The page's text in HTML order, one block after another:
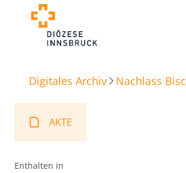
Digitales Archiv Nachlass
AKTE
Enthalten in